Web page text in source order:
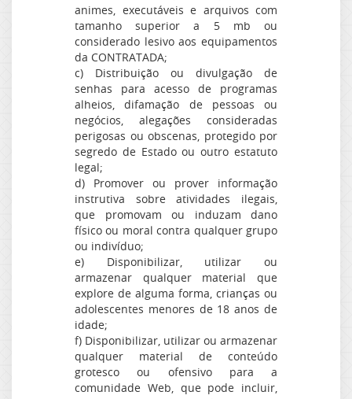
animes, executáveis e arquivos com
tamanho superior a 5 mb ou
considerado lesivo aos equipamentos
da CONTRATADA;
c) Distribuição ou divulgação de
senhas para acesso de programas
alheios, difamação de pessoas ou
negócios, alegações consideradas
perigosas ou obscenas, protegido por
segredo de Estado ou outro estatuto
legal;
d) Promover ou prover informação
instrutiva sobre atividades ilegais,
que promovam ou induzam dano
físico ou moral contra qualquer grupo
ou indivíduo;
e) Disponibilizar, utilizar ou
armazenar qualquer material que
explore de alguma forma, crianças ou
adolescentes menores de 18 anos de
idade;
f) Disponibilizar, utilizar ou armazenar
qualquer material de conteúdo
grotesco ou ofensivo para a
comunidade Web, que pode incluir,